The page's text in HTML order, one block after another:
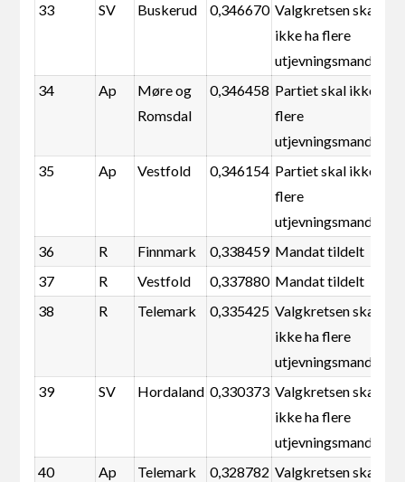
33
SV Buskerud 0,346670 Valgkretsen skal
ikke ha flere
utjevningsmandater
34
Ap
Møre og
Romsdal
0,346458 Partiet skal ikke ha
flere
utjevningsmandater
35
Ap Vestfold 0,346154 Partiet skal ikke ha
flere
utjevningsmandater
36
R Finnmark 0,338459 Mandat tildelt
37
R Vestfold 0,337880 Mandat tildelt
38
R Telemark 0,335425 Valgkretsen skal
ikke ha flere
utjevningsmandater
39
SV Hordaland 0,330373 Valgkretsen skal
ikke ha flere
utjevningsmandater
40
Ap Telemark 0,328782 Valgkretsen skal